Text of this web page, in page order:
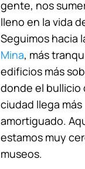
gente, nos
lleno en la vida
Seguimos hacia
Mina, más
edificios más
donde el bullicio
ciudad llega más
amortiguado.
estamos muy
museos.